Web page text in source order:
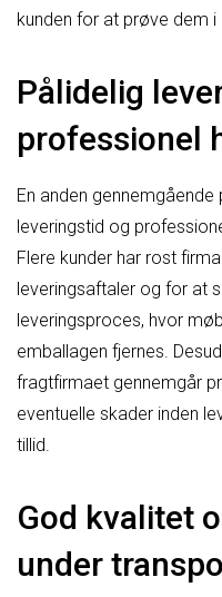
kunden for at prøve dem i
Pålidelig
professionel
En anden
leveringstid og
Flere kunder har rost
leveringsaftaler og for at
leveringsproces, hvor
emballagen fjernes.
fragtfirmaet gennemgår
eventuelle skader inden
tillid.
God kvalitet
under